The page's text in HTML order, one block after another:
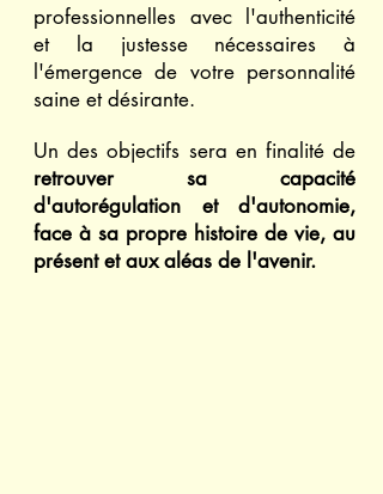
professionnelles avec l'authenticité
et la justesse nécessaires à
l'émergence de votre personnalité
saine et désirante.
Un des objectifs sera en finalité de
retrouver sa capacité
d'autorégulation et d'autonomie,
face à sa propre histoire de vie, au
présent et aux aléas de l'avenir.